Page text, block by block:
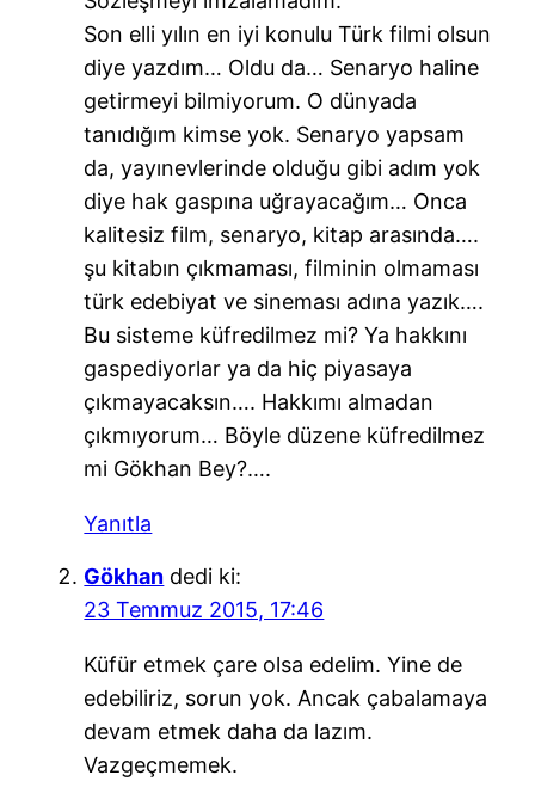
Son elli yılın en iyi konulu Türk filmi olsun
diye yazdım… Oldu da… Senaryo haline
getirmeyi bilmiyorum. O dünyada
tanıdığım kimse yok. Senaryo yapsam
da, yayınevlerinde olduğu gibi adım yok
diye hak gaspına uğrayacağım… Onca
kalitesiz film, senaryo, kitap arasında….
şu kitabın çıkmaması, filminin olmaması
türk edebiyat ve sineması adına yazık….
Bu sisteme küfredilmez mi? Ya hakkını
gaspediyorlar ya da hiç piyasaya
çıkmayacaksın…. Hakkımı almadan
çıkmıyorum… Böyle düzene küfredilmez
mi Gökhan Bey?….
Yanıtla
Gökhan dedi ki:
23 Temmuz 2015, 17:46
Küfür etmek çare olsa edelim. Yine de
edebiliriz, sorun yok. Ancak çabalamaya
devam etmek daha da lazım.
Vazgeçmemek.